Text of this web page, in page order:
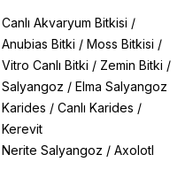
Canlı Akvaryum Bitkisi /
Anubias Bitki / Moss Bitkisi /
Vitro Canlı Bitki / Zemin Bitki /
Salyangoz / Elma Salyangoz
Karides / Canlı Karides /
Kerevit
Nerite Salyangoz / Axolotl